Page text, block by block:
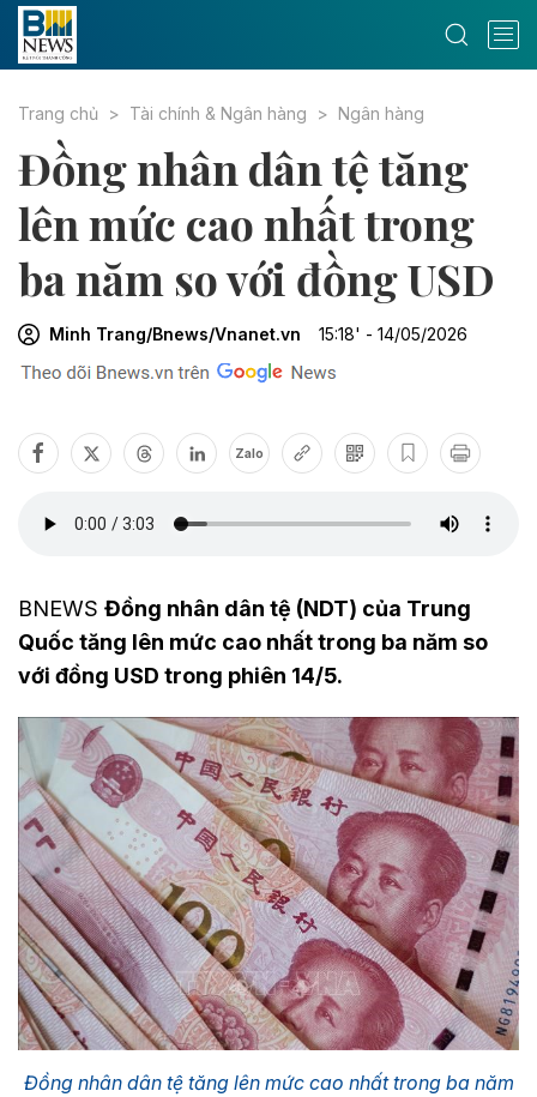
Trang chủ Tài chính & Ngân hàng Ngân hàng
Đồng nhân dân tệ tăng
lên mức cao nhất trong
ba năm so với đồng USD
Minh Trang/Bnews/Vnanet.vn 15:18' - 14/05/2026
Zalo
BNEWS Đồng nhân dân tệ (NDT) của Trung
Quốc tăng lên mức cao nhất trong ba năm so
với đồng USD trong phiên 14/5.
Đồng nhân dân tệ tăng lên mức cao nhất trong ba năm